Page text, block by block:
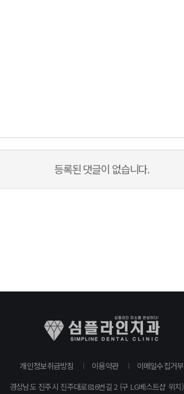
등록된 댓글이 없습니다.
개인정보취급방침 이용약관
이메일수집거부
경상남도 진주시 진주대로816번길 2 (구 LG베스트샵 위치)